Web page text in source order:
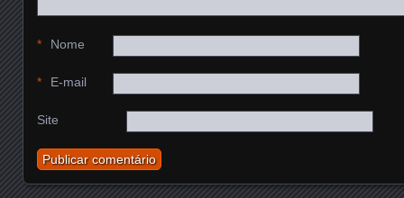
Nome
*
E-mail
*
Site